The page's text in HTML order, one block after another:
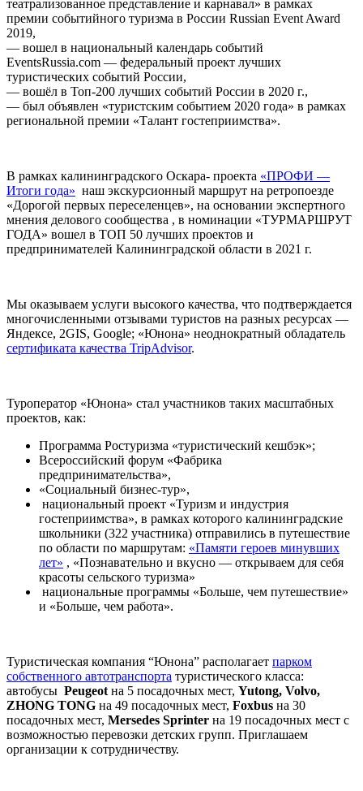
театрализованное представление и карнавал» в рамках
премии событийного туризма в России Russian Event Award
2019,
— вошел в национальный календарь событий
EventsRussia.com — федеральный проект лучших
туристических событий России,
— вошёл в Топ-200 лучших событий России в 2020 г.,
— был объявлен «туристским событием 2020 года» в рамках
региональной премии «Талант гостеприимства».
В рамках калининградского Оскара- проекта «ПРОФИ —
Итоги года» наш экскурсионный маршрут на ретропоезде
«Дорогой первых переселенцев», на основании экспертного
мнения делового сообщества , в номинации «ТУРМАРШРУТ
ГОДА» вошел в ТОП 50 лучших проектов и
предпринимателей Калининградской области в 2021 г.
Мы оказываем услуги высокого качества, что подтверждается
многочисленными отзывами туристов на разных ресурсах —
Яндексе, 2GIS, Google; «Юнона» неоднократный обладатель
сертификата качества TripАdvisor.
Туроператор «Юнона» стал участников таких масштабных
проектов, как:
Программа Ростуризма «туристический кешбэк»;
Всероссийский форум «Фабрика
предпринимательства»,
«Социальный бизнес-тур»,
национальный проект «Туризм и индустрия
гостеприимства», в рамках которого калининградские
школьники (322 участника) отправились в путешествие
по области по маршрутам: «Памяти героев минувших
лет» , «Познавательно и вкусно — открываем для себя
красоты сельского туризма»
национальные программы «Больше, чем путешествие»
и «Больше, чем работа».
Туристическая компания “Юнона” располагает парком
собственного автотранспорта туристического класса:
автобусы Peugeotна 5 посадочных мест, Yutong, Volvo,
ZHONG TONG на 49 посадочных мест, Foxbus на 30
посадочных мест, Mersedes Sprinter на 19 посадочных мест с
возможностью перевозки детских групп. Приглашаем
организации к сотрудничеству.